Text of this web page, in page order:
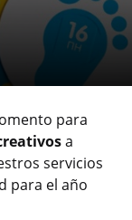
para
a
servicios
para el año